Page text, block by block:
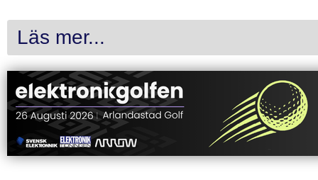
Läs mer...